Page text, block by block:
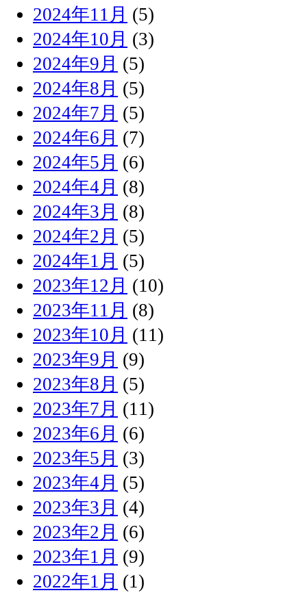
2024年11月 (5)
2024年10月 (3)
2024年9月 (5)
2024年8月 (5)
2024年7月 (5)
2024年6月 (7)
2024年5月 (6)
2024年4月 (8)
2024年3月 (8)
2024年2月 (5)
2024年1月 (5)
2023年12月 (10)
2023年11月 (8)
2023年10月 (11)
2023年9月 (9)
2023年8月 (5)
2023年7月 (11)
2023年6月 (6)
2023年5月 (3)
2023年4月 (5)
2023年3月 (4)
2023年2月 (6)
2023年1月 (9)
2022年1月 (1)